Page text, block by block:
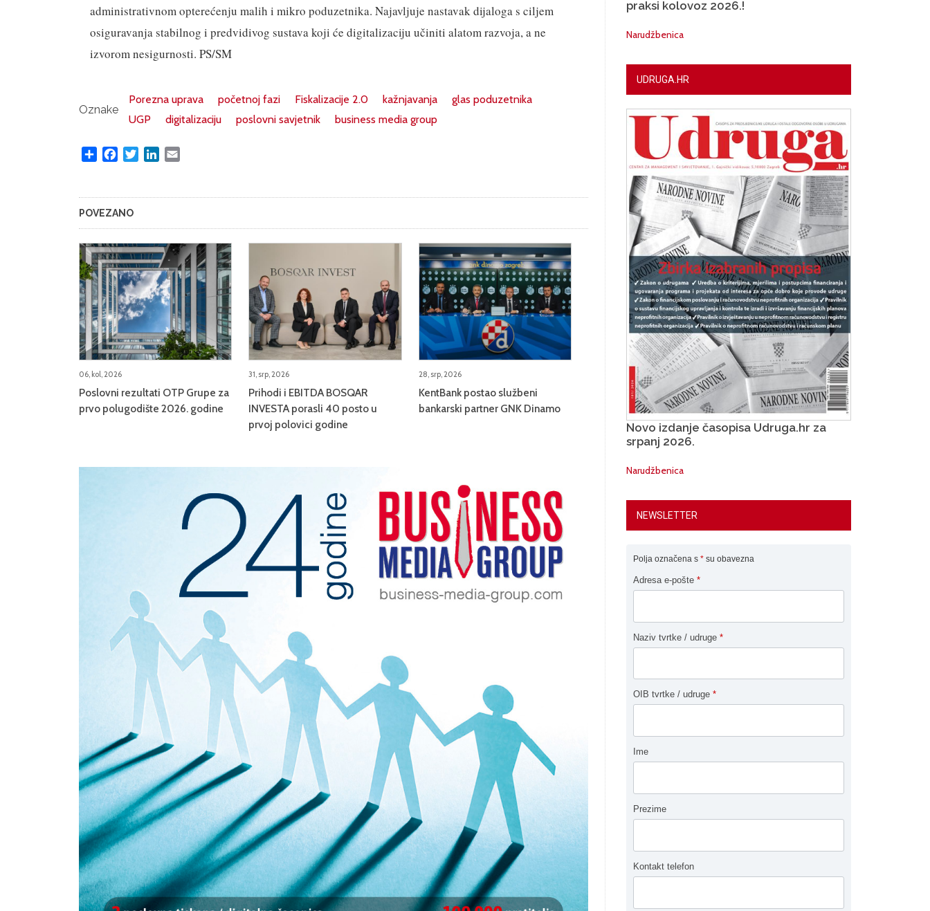
administrativnom opterećenju malih i mikro poduzetnika. Najavljuje nastavak dijaloga s ciljem
osiguravanja stabilnog i predvidivog sustava koji će digitalizaciju učiniti alatom razvoja, a ne
izvorom nesigurnosti. PS/SM
Oznake
Porezna uprava početnoj fazi Fiskalizacije 2.0 kažnjavanja
glas poduzetnika
UGP
digitalizaciju poslovni savjetnik business media group
Share FacebookTwitterLinkedIn
POVEZANO
06, kol, 2026
Poslovni rezultati OTP Grupe za
prvo polugodište 2026. godine
31, srp, 2026
Prihodi i EBITDA BOSQAR
INVESTA porasli 40 posto u
prvoj polovici godine
28, srp, 2026
KentBank postao službeni
bankarski partner GNK Dinamo
praksi kolovoz 2026.!
Narudžbenica
UDRUGA.HR
Novo izdanje časopisa Udruga.hr za
srpanj 2026.
Narudžbenica
NEWSLETTER
Polja označena s * su obavezna
Adresa e-pošte *
Naziv tvrtke / udruge *
OIB tvrtke / udruge *
Ime
Prezime
Kontakt telefon